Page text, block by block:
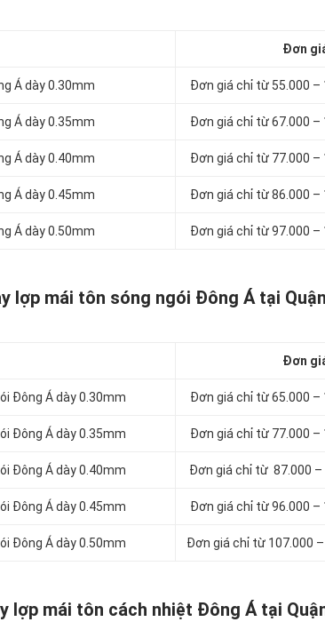
Đơn
Á dày 0.30mm Đơn giá chỉ từ 55.000 –
Á dày 0.35mm Đơn giá chỉ từ 67.000 –
Á dày 0.40mm Đơn giá chỉ từ 77.000 –
Á dày 0.45mm Đơn giá chỉ từ 86.000 –
Á dày 0.50mm Đơn giá chỉ từ 97.000 –
lợp mái tôn sóng ngói Đông Á tại
Đơn
Đông Á dày 0.30mm Đơn giá chỉ từ 65.000 –
Đông Á dày 0.35mm Đơn giá chỉ từ 77.000 –
Đông Á dày 0.40mm Đơn giá chỉ từ 87.000
Đông Á dày 0.45mm Đơn giá chỉ từ 96.000 –
Đông Á dày 0.50mm Đơn giá chỉ từ 107.000
lợp mái tôn cách nhiệt Đông Á tại